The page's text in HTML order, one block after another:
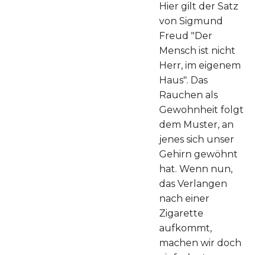
Hier gilt der Satz
von Sigmund
Freud "Der
Mensch ist nicht
Herr, im eigenem
Haus". Das
Rauchen als
Gewohnheit folgt
dem Muster, an
jenes sich unser
Gehirn gewöhnt
hat. Wenn nun,
das Verlangen
nach einer
Zigarette
aufkommt,
machen wir doch